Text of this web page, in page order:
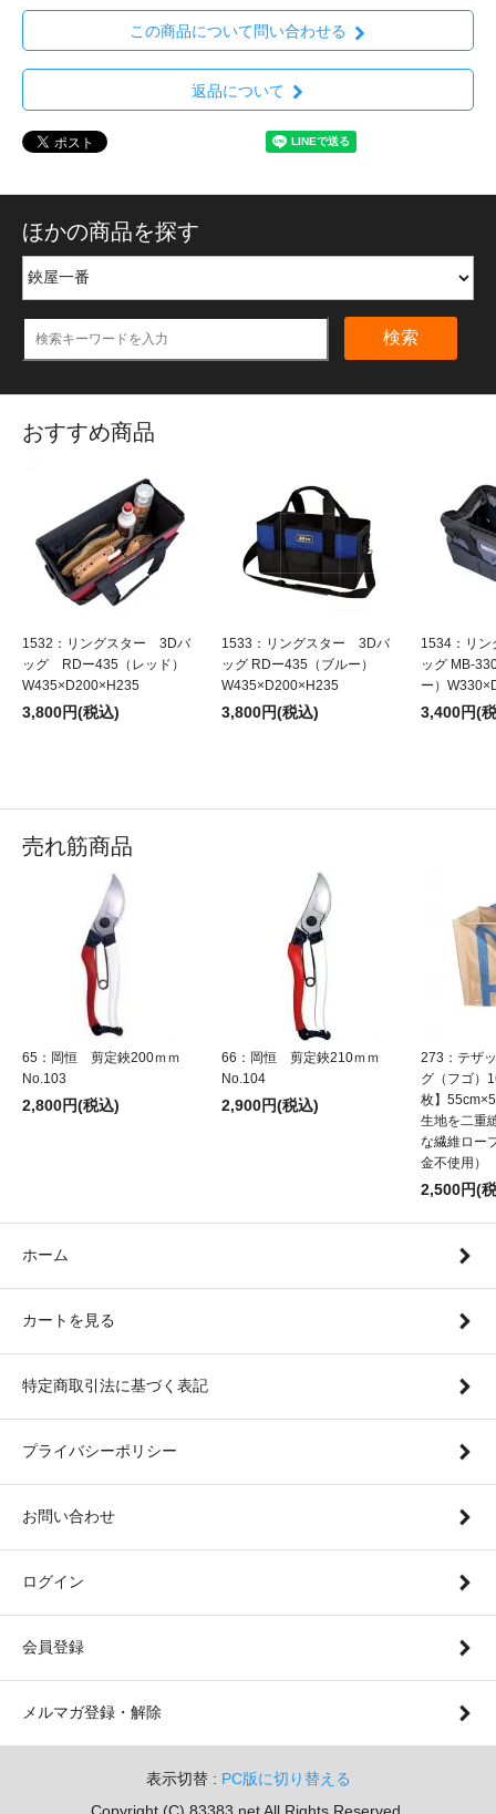
この商品について問い合わせる
返品について
ほかの商品を探す
検索
おすすめ商品
1532：リングスター 3Dバ
ッグ RDー435（レッド）
W435×D200×H235
3,800円(税込)
1533：リングスター 3Dバ
ッグ RDー435（ブルー）
W435×D200×H235
3,800円(税込)
1534：リ
ッグ MB-
ー）
3,400円(
売れ筋商品
65：岡恒 剪定鋏200ｍｍ
No.103
2,800円(税込)
66：岡恒 剪定鋏210ｍｍ
No.104
2,900円(税込)
273：テザ
グ（フゴ）
枚】
生地を二重
な繊維ロー
金不使用）
2,500円(
ホーム
カートを見る
特定商取引法に基づく表記
プライバシーポリシー
お問い合わせ
ログイン
会員登録
メルマガ登録・解除
表示切替 : PC版に切り替える
Copyright (C) 83383.net All Rights Reserved.